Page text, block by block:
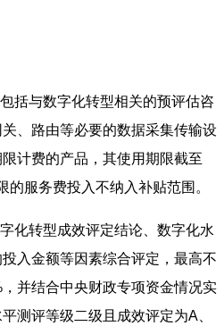
括与数字化转型相关的预评估咨
、路由等必要的数据采集传输设
计费的产品，其使用期限截至
服务费投入不纳入补贴范围。
化转型成效评定结论、数字化水
入金额等因素综合评定，最高不
并结合中央财政专项资金情况实
测评等级二级且成效评定为A、